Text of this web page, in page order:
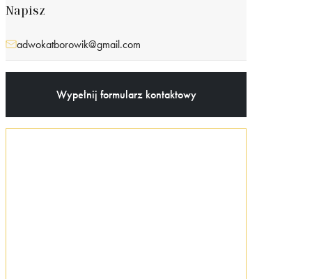
Napisz
adwokatborowik@gmail.com
Wypełnij formularz kontaktowy